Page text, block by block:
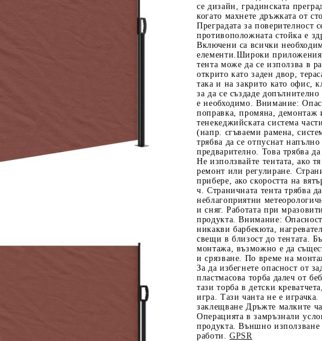
се дизайн, градинската
когато махнете дръжката от
Преградата за поверителност
противоположната стойка е
Включени са всички
елементи.Широки
тента може да се използва в
открито като заден двор,
така и на закрито като офис,
за да се създаде
е необходимо. Внимание:
поправка, промяна, демонтаж
тенекеджийската система
(напр. сгъваеми рамена,
трябва да се отпуснат
предварително. Това трябва
Не използвайте тентата, ако
ремонт или регулиране.
прибере, ако скоростта на
ч. Страничната тента трябва
неблагоприятни
и сняг. Работата при
продукта. Внимание:
никакви барбекюта,
свещи в близост до тентата.
монтажа, възможно е да
и срязване. По време на
За да избегнете опасност от
пластмасова торба далеч от
тази торба в детски
игра. Тази чанта не е
заклещване Дръжте малките
Операцията в замръзнали
продукта. Външно използване
работи.GPSR